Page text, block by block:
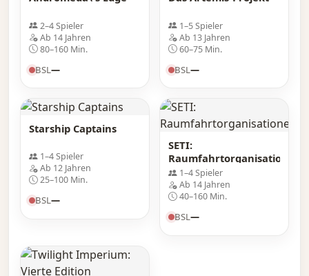
2–4 Spieler
Ab 14 Jahren
80–160 Min.
BSL —
1–5 Spieler
Ab 13 Jahren
60–75 Min.
BSL —
Starship Captains
1–4 Spieler
Ab 12 Jahren
25–100 Min.
BSL—
SETI:
Raumfahrtorganisationen
1–4 Spieler
Ab 14 Jahren
40–160 Min.
BSL—